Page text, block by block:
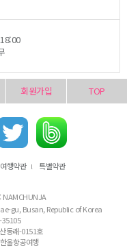
회원가입 TOP
행약관 l 특별약관
NAMCHUNJA
gu, Busan, Republic of Korea
35105
동래-0151호
울항공여행